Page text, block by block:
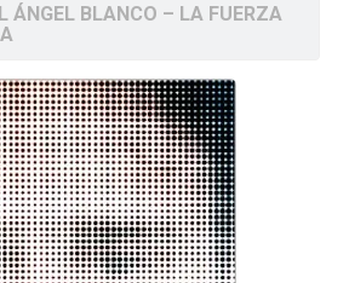
ÁNGEL BLANCO – LA FUERZA